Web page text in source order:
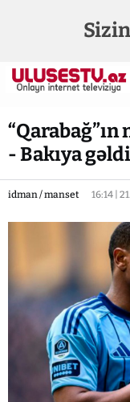
- Bakıya gəldi
idman / manset 16:14 |